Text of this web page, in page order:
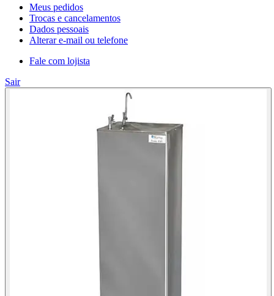
Meus pedidos
Trocas e cancelamentos
Dados pessoais
Alterar e-mail ou telefone
Fale com lojista
Sair